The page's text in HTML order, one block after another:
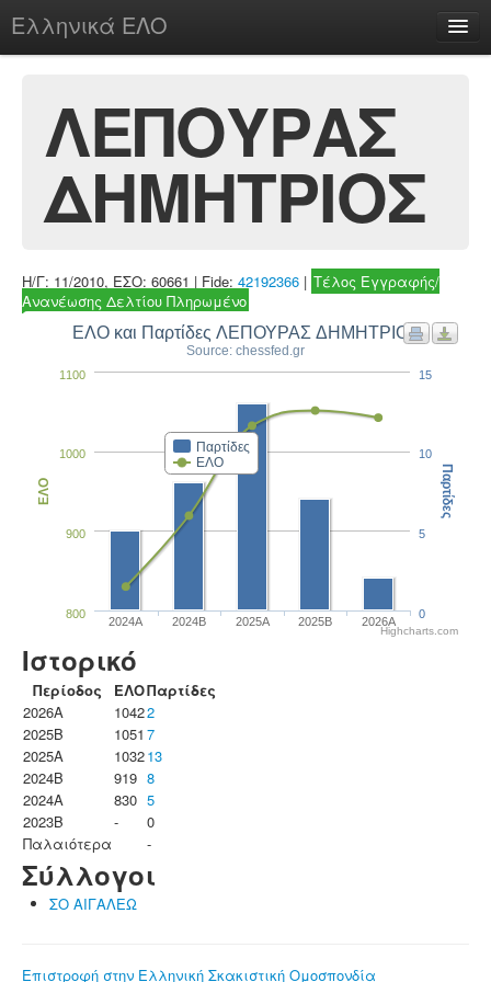
Ελληνικά ΕΛΟ
chesstu.be @ discord
Login
ΛΕΠΟΥΡΑΣ
ΔΗΜΗΤΡΙΟΣ
Η/Γ: 11/2010, ΕΣΟ: 60661 | Fide: 42192366 | Τέλος Εγγραφής/
Ανανέωσης Δελτίου Πληρωμένο
ΕΛΟ και Παρτίδες ΛΕΠΟΥΡΑΣ ΔΗΜΗΤΡΙΟΣ
Source: chessfed.gr
Παρτίδες
ΕΛΟ
2024A 2024B 2025A 2025B 2026A
800
900
1000
1100
ΕΛΟ
0
5
10
15
Παρτίδες
Highcharts.com
Ιστορικό
Περίοδος ΕΛΟΠαρτίδες
2026A
10422
2025B
1051 7
2025A
103213
2024B
919 8
2024A
830 5
2023B
-
0
Παλαιότερα
-
Σύλλογοι
ΣΟ ΑΙΓΑΛΕΩ
Επιστροφή στην Ελληνική Σκακιστική Ομοσπονδία